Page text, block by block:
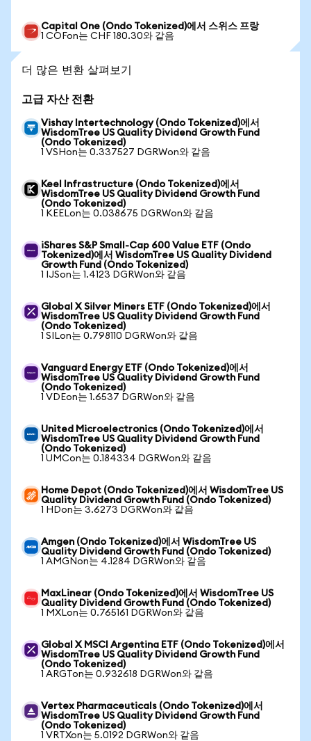
Capital One (Ondo Tokenized)에서 스위스 프랑
1 COFon는 CHF 180.30와 같음
더 많은 변환 살펴보기
고급 자산 전환
Vishay Intertechnology (Ondo Tokenized)에서
WisdomTree US Quality Dividend Growth Fund
(Ondo Tokenized)
1 VSHon는 0.337527 DGRWon와 같음
Keel Infrastructure (Ondo Tokenized)에서
WisdomTree US Quality Dividend Growth Fund
(Ondo Tokenized)
1 KEELon는 0.038675 DGRWon와 같음
iShares S&P Small-Cap 600 Value ETF (Ondo
Tokenized)에서 WisdomTree US Quality Dividend
Growth Fund (Ondo Tokenized)
1 IJSon는 1.4123 DGRWon와 같음
Global X Silver Miners ETF (Ondo Tokenized)에서
WisdomTree US Quality Dividend Growth Fund
(Ondo Tokenized)
1 SILon는 0.798110 DGRWon와 같음
Vanguard Energy ETF (Ondo Tokenized)에서
WisdomTree US Quality Dividend Growth Fund
(Ondo Tokenized)
1 VDEon는 1.6537 DGRWon와 같음
United Microelectronics (Ondo Tokenized)에서
WisdomTree US Quality Dividend Growth Fund
(Ondo Tokenized)
1 UMCon는 0.184334 DGRWon와 같음
Home Depot (Ondo Tokenized)에서 WisdomTree US
Quality Dividend Growth Fund (Ondo Tokenized)
1 HDon는 3.6273 DGRWon와 같음
Amgen (Ondo Tokenized)에서 WisdomTree US
Quality Dividend Growth Fund (Ondo Tokenized)
1 AMGNon는 4.1284 DGRWon와 같음
MaxLinear (Ondo Tokenized)에서 WisdomTree US
Quality Dividend Growth Fund (Ondo Tokenized)
1 MXLon는 0.765161 DGRWon와 같음
Global X MSCI Argentina ETF (Ondo Tokenized)에서
WisdomTree US Quality Dividend Growth Fund
(Ondo Tokenized)
1 ARGTon는 0.932618 DGRWon와 같음
Vertex Pharmaceuticals (Ondo Tokenized)에서
WisdomTree US Quality Dividend Growth Fund
(Ondo Tokenized)
1 VRTXon는 5.0192 DGRWon와 같음